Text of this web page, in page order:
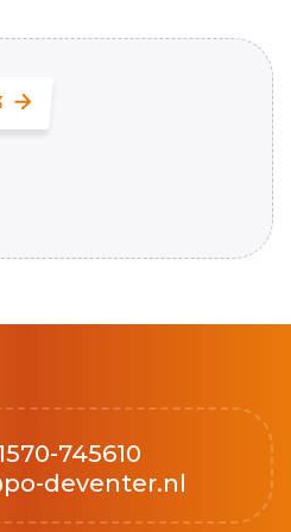
745610
deventer.nl